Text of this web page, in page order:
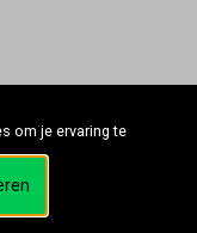
om je ervaring te